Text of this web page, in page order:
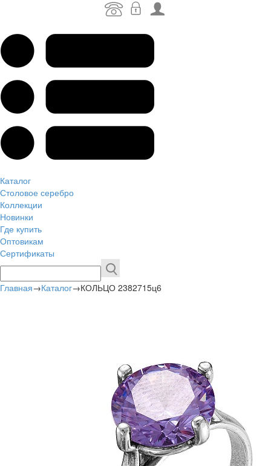
Каталог
Столовое серебро
Коллекции
Новинки
Где купить
Оптовикам
Сертификаты
Главная→Каталог→КОЛЬЦО 2382715ц6